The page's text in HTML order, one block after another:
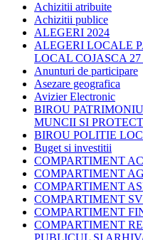
Achizitii atribuite
Achizitii publice
ALEGERI 2024
ALEGERI LOCALE
LOCAL COJASCA 27
Anunturi de participare
Asezare geografica
Avizier Electronic
BIROU
MUNCII SI
BIROU POLITIE
Buget si investitii
COMPARTIMENT
COMPARTIMENT
COMPARTIMENT
COMPARTIMENT
COMPARTIMENT
COMPARTIMENT
PUBLICUL SI